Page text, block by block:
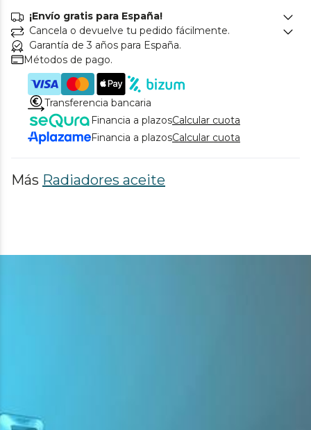
¡Envío gratis para España!
Cancela o devuelve tu pedido fácilmente.
Garantía de 3 años para España.
Métodos de pago.
Transferencia bancaria
Financia a plazosCalcular cuota
Financia a plazosCalcular cuota
Más Radiadores aceite